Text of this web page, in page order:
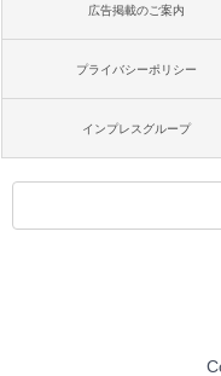
広告掲載のご案内
プライバシーポリシー
インプレスグループ